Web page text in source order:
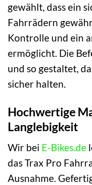
gewählt, dass ein
Fahrrädern
Kontrolle und ein
ermöglicht. Die
und so gestaltet,
sicher halten.
Hochwertige
Langlebigkeit
Wir bei E-Bikes.de
das Trax Pro
Ausnahme.